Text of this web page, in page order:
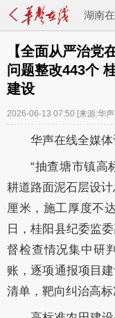
湖南
【全面从严治党
问题整改443个
建设
2026-06-13 07:50 [来源:华
华声在线全媒
“抽查塘市镇高
耕道路面泥石层设
厘米，施工厚度不
日，桂阳县纪委监
督检查情况集中研
账，逐项通报项目
清单，靶向纠治高标